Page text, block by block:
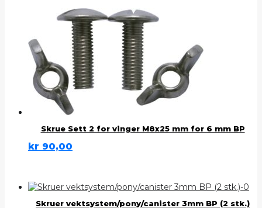
Skrue Sett 2 for vinger M8x25 mm for 6 mm BP
kr 90,00
Skruer vektsystem/pony/canister 3mm BP (2 stk.)